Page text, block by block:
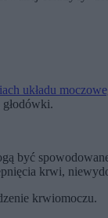
układu
być
krwi,
krwiomoczu.